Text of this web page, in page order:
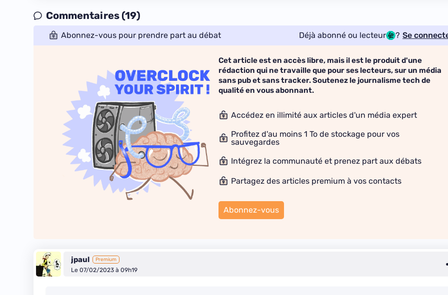
Commentaires (19)
Abonnez-vous pour prendre part au débat Déjà abonné ou lecteur ? Se
Cet article est en accès libre, mais il est le produit d'une
rédaction qui ne travaille que pour ses lecteurs, sur un média
sans pub et sans tracker. Soutenez le journalisme tech de
qualité en vous abonnant.
Accédez en illimité aux articles d'un média expert
Profitez d'au moins 1 To de stockage pour vos
sauvegardes
Intégrez la communauté et prenez part aux débats
Partagez des articles premium à vos contacts
Abonnez-vous
jpaul Premium
Le 07/02/2023 à 09h19